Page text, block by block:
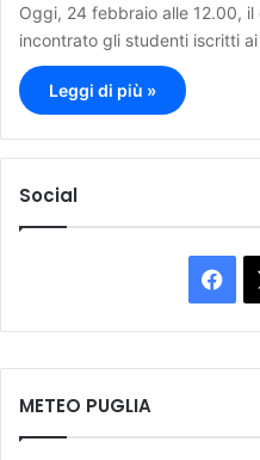
Oggi, 24 febbraio alle 12.00, il
incontrato gli studenti iscritti
Leggi di più »
Social
a
c
METEO PUGLIA